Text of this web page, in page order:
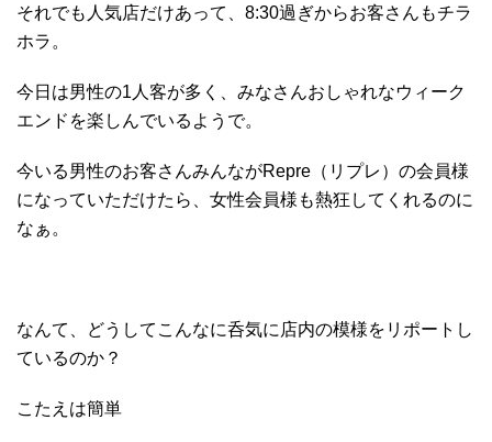
それでも人気店だけあって、8:30過ぎからお客さんもチラ
ホラ。
今日は男性の1人客が多く、みなさんおしゃれなウィーク
エンドを楽しんでいるようで。
今いる男性のお客さんみんながRepre（リプレ）の会員様
になっていただけたら、女性会員様も熱狂してくれるのに
なぁ。
なんて、どうしてこんなに呑気に店内の模様をリポートし
ているのか？
こたえは簡単